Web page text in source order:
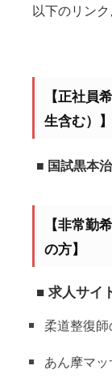
以下のリン
【正社員
生含む）】
■ 国試黒本
【非常勤
の方】
■ 求人サイ
柔道整復師
あん摩マッ